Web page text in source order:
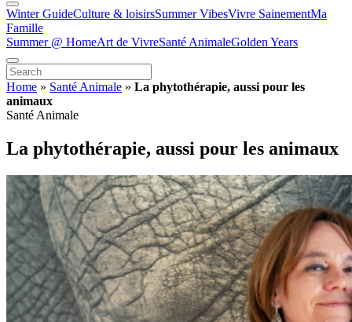
Winter GuideCulture & loisirsSummer VibesVivre SainementMa
Famille
Summer @ HomeArt de VivreSanté AnimaleGolden Years
Home » Santé Animale » La phytothérapie, aussi pour les
animaux
Santé Animale
La phytothérapie, aussi pour les animaux